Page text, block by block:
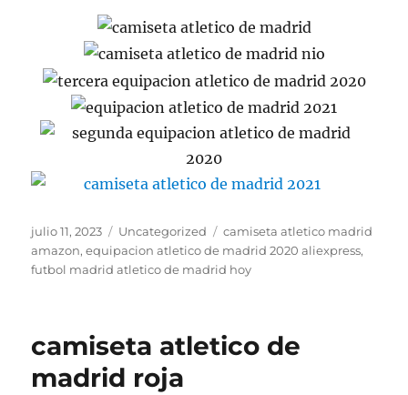
Publicado
el
julio 11, 2023 Categorías
Uncategorized Etiquetas
camiseta atletico madrid
amazon,equipacion atletico de madrid 2020 aliexpress,
futbol madrid atletico de madrid hoy
camiseta atletico de
madrid roja